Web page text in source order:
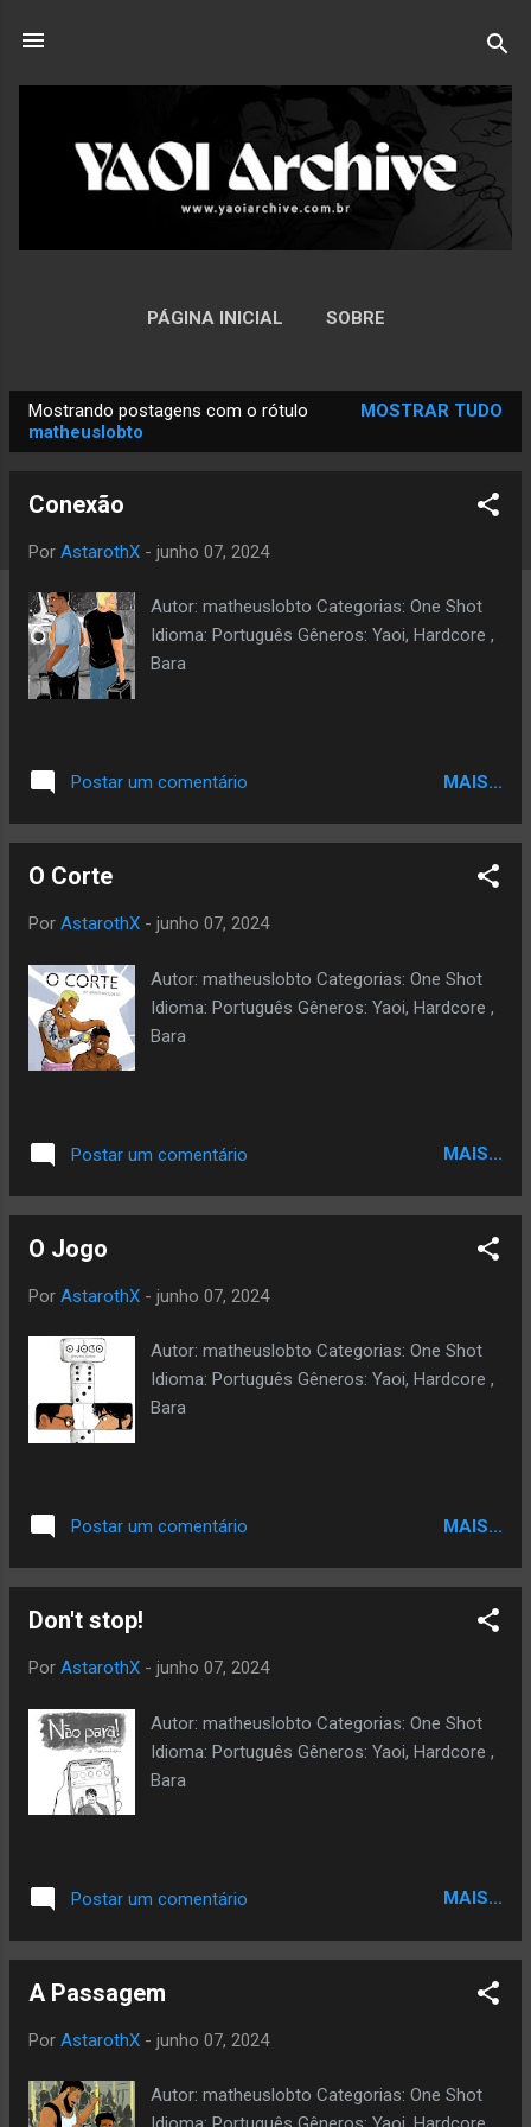
PÁGINA INICIAL SOBRE
o
Mostrando postagens com o rótulo
matheuslobto
MOSTRAR TUDO
Conexão
Por AstarothX - junho 07, 2024
Autor: matheuslobto Categorias: One Shot
Idioma: Português Gêneros: Yaoi, Hardcore ,
Bara
Postar um comentário MAIS...
O Corte
Por AstarothX - junho 07, 2024
Autor: matheuslobto Categorias: One Shot
Idioma: Português Gêneros: Yaoi, Hardcore ,
Bara
Postar um comentário MAIS...
O Jogo
Por AstarothX - junho 07, 2024
Autor: matheuslobto Categorias: One Shot
Idioma: Português Gêneros: Yaoi, Hardcore ,
Bara
Postar um comentário MAIS...
Don't stop!
Por AstarothX - junho 07, 2024
Autor: matheuslobto Categorias: One Shot
Idioma: Português Gêneros: Yaoi, Hardcore ,
Bara
Postar um comentário MAIS...
A Passagem
Por AstarothX - junho 07, 2024
Autor: matheuslobto Categorias: One Shot